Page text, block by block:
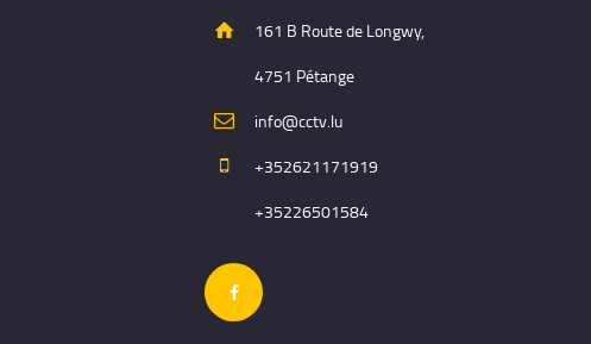
161 B Route de Longwy,
4751 Pétange
info@cctv.lu
+352621171919
+35226501584